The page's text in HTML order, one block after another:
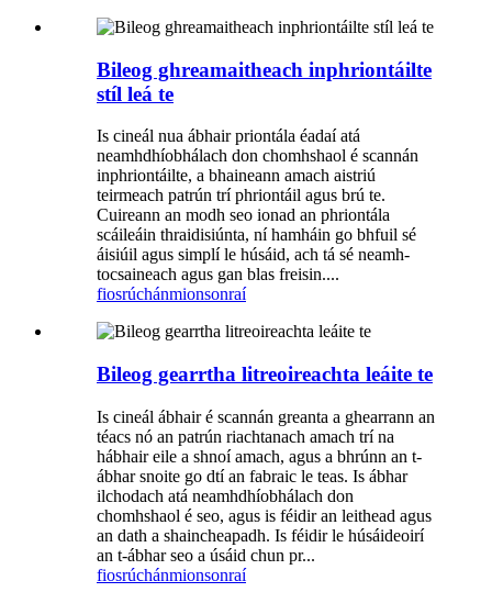
Bileog ghreamaitheach inphriontáilte
stíl leá te
Is cineál nua ábhair priontála éadaí atá
neamhdhíobhálach don chomhshaol é scannán
inphriontáilte, a bhaineann amach aistriú
teirmeach patrún trí phriontáil agus brú te.
Cuireann an modh seo ionad an phriontála
scáileáin thraidisiúnta, ní hamháin go bhfuil sé
áisiúil agus simplí le húsáid, ach tá sé neamh-
tocsaineach agus gan blas freisin....
fiosrúchánmionsonraí
Bileog gearrtha litreoireachta leáite te
Is cineál ábhair é scannán greanta a ghearrann an
téacs nó an patrún riachtanach amach trí na
hábhair eile a shnoí amach, agus a bhrúnn an t-
ábhar snoite go dtí an fabraic le teas. Is ábhar
ilchodach atá neamhdhíobhálach don
chomhshaol é seo, agus is féidir an leithead agus
an dath a shaincheapadh. Is féidir le húsáideoirí
an t-ábhar seo a úsáid chun pr...
fiosrúchánmionsonraí